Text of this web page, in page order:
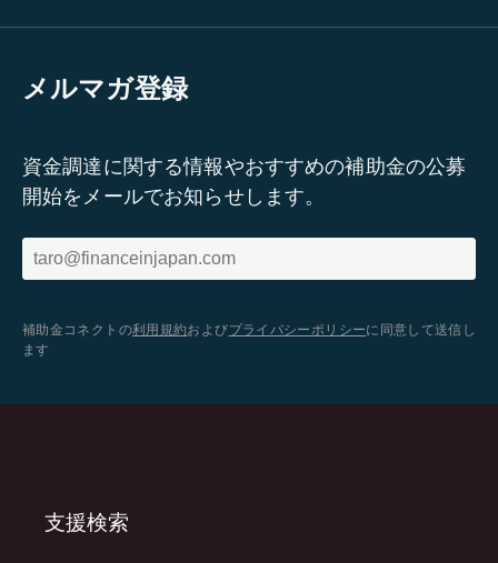
メルマガ登録
資金調達に関する情報やおすすめの補助金の公募
開始をメールでお知らせします。
補助金コネクトの利用規約およびプライバシーポリシーに同意して送信し
ます
支援検索